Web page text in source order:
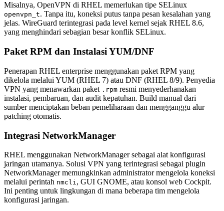
Misalnya, OpenVPN di RHEL memerlukan tipe SELinux
openvpn_t. Tanpa itu, koneksi putus tanpa pesan kesalahan yang
jelas. WireGuard terintegrasi pada level kernel sejak RHEL 8.6,
yang menghindari sebagian besar konflik SELinux.
Paket RPM dan Instalasi YUM/DNF
Penerapan RHEL enterprise menggunakan paket RPM yang
dikelola melalui YUM (RHEL 7) atau DNF (RHEL 8/9). Penyedia
VPN yang menawarkan paket .rpm resmi menyederhanakan
instalasi, pembaruan, dan audit kepatuhan. Build manual dari
sumber menciptakan beban pemeliharaan dan mengganggu alur
patching otomatis.
Integrasi NetworkManager
RHEL menggunakan NetworkManager sebagai alat konfigurasi
jaringan utamanya. Solusi VPN yang terintegrasi sebagai plugin
NetworkManager memungkinkan administrator mengelola koneksi
melalui perintah nmcli, GUI GNOME, atau konsol web Cockpit.
Ini penting untuk lingkungan di mana beberapa tim mengelola
konfigurasi jaringan.